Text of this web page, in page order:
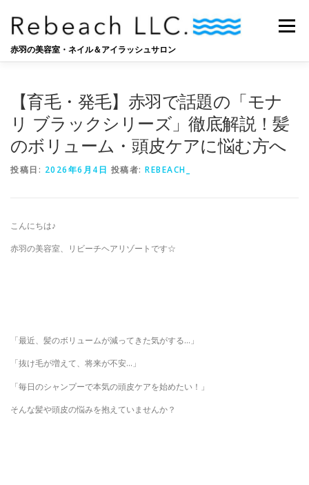
ツ
赤羽の美容室・ネイル＆アイラッシュサロン
メニュー
【育毛・発毛】赤羽で話題の「モナ
リ ブラックシリーズ」徹底解説！髪
のボリューム・頭皮ケアに悩む方へ
投稿日: 2026年6月4日 投稿者: REBEACH_
こんにちは♪
赤羽の美容室、リビーチヘアリゾートです☆
「最近、髪のボリュームが減ってきた気がする…」
「抜け毛が増えて、将来が不安…」
「毎日のシャンプーで本気の頭皮ケアを始めたい！」
そんな髪や頭皮の悩みを抱えていませんか？